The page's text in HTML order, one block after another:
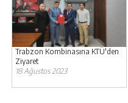
Trabzon Kombinasına KTÜ'den
Ziyaret
18 Ağustos 2023